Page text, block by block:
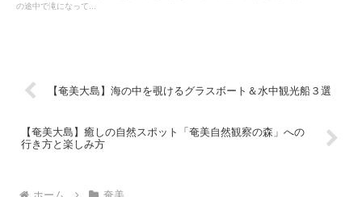
の途中で滝になって...
【奄美大島】海の中を覗けるグラスボート＆水中観光船３選
【奄美大島】癒しの自然スポット「奄美自然観察の森」への
行き方と楽しみ方